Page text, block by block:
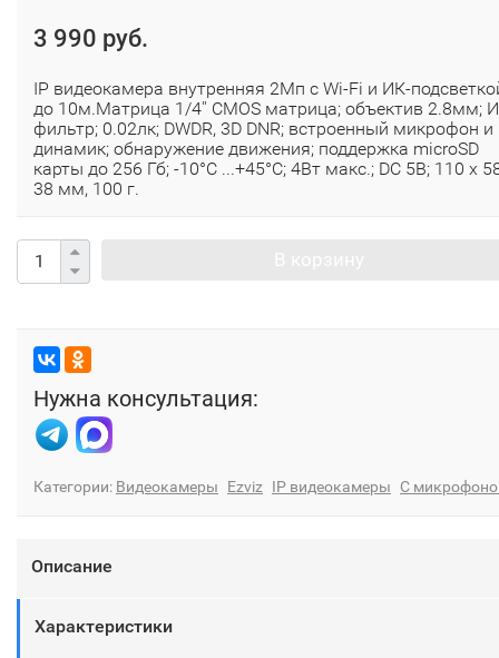
3 990 руб.
IP видеокамера внутренняя 2Мп с Wi-Fi и ИК-
до 10м.Матрица 1/4'' CMOS матрица; объектив 2.8мм;
фильтр; 0.02лк; DWDR, 3D DNR; встроенный микрофон и
динамик; обнаружение движения; поддержка microSD
карты до 256 Гб; -10°C ...+45°C; 4Вт макс.; DC 5В; 110 x
38 мм, 100 г.
Нужна консультация:
Категории: Видеокамеры Ezviz IP видеокамеры С
Описание
Характеристики